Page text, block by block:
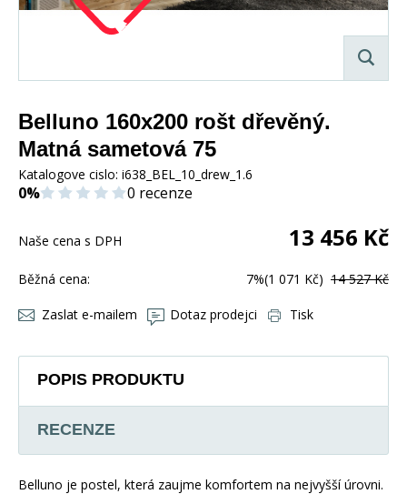
Belluno 160x200 rošt dřevěný.
Matná sametová 75
Katalogove cislo: i638_BEL_10_drew_1.6
0% 0 recenze
Naše cena s DPH 13 456 Kč
Běžná cena: 7%(1 071 Kč) 14 527 Kč
Zaslat e-mailem Dotaz prodejci Tisk
POPIS PRODUKTU
RECENZE
Belluno je postel, která zaujme komfortem na nejvyšší úrovni.